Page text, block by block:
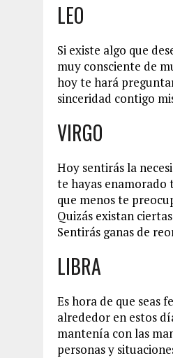
LEO
Si existe algo que
muy consciente de
hoy te hará
sinceridad contigo
VIRGO
Hoy sentirás la
te hayas enamorado
que menos te
Quizás existan
Sentirás ganas de
LIBRA
Es hora de que seas
alrededor en estos
mantenía con las
personas y